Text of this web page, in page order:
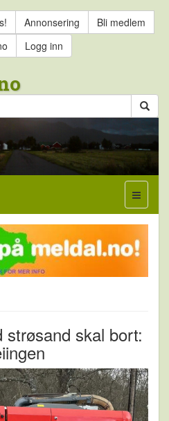
Annonsering
Bli medlem
Logg inn
strøsand skal bort: